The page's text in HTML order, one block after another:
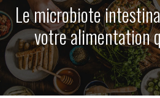
Le microbiote
votre alimentation